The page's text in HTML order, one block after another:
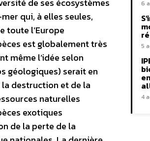
de ses écosystèmes
qui, à elles seules,
toute l’Europe
est globalement très
même l’idée selon
géologiques) serait en
destruction et de la
naturelles
exotiques
de la perte de la
6
5
4